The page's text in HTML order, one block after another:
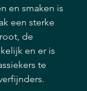
en smaken is
een sterke
de
en er is
te